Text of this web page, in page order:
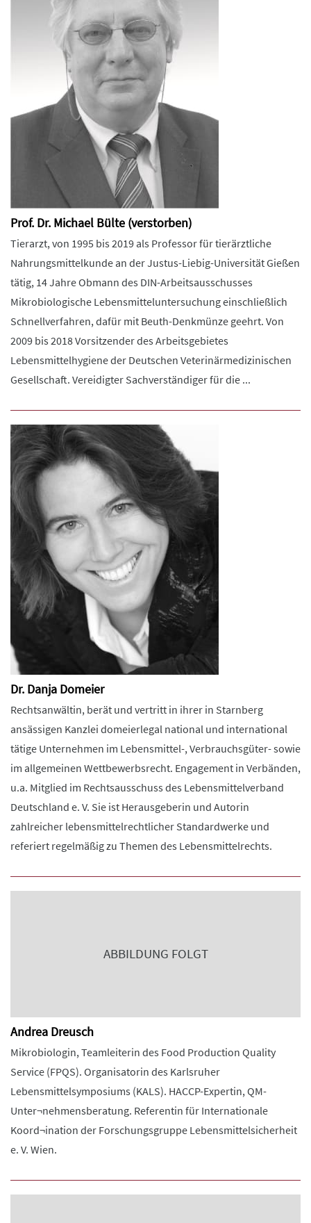
Prof. Dr. Michael Bülte (verstorben)
Tierarzt, von 1995 bis 2019 als Professor für tierärztliche
Nahrungsmittelkunde an der Justus-Liebig-Universität Gießen
tätig, 14 Jahre Obmann des DIN-Arbeitsausschusses
Mikrobiologische Lebensmitteluntersuchung einschließlich
Schnellverfahren, dafür mit Beuth-Denkmünze geehrt. Von
2009 bis 2018 Vorsitzender des Arbeitsgebietes
Lebensmittelhygiene der Deutschen Veterinärmedizinischen
Gesellschaft. Vereidigter Sachverständiger für die ...
Dr. Danja Domeier
Rechtsanwältin, berät und vertritt in ihrer in Starnberg
ansässigen Kanzlei domeierlegal national und international
tätige Unternehmen im Lebensmittel-, Verbrauchsgüter- sowie
im allgemeinen Wettbewerbsrecht. Engagement in Verbänden,
u.a. Mitglied im Rechtsausschuss des Lebensmittelverband
Deutschland e. V. Sie ist Herausgeberin und Autorin
zahlreicher lebensmittelrechtlicher Standardwerke und
referiert regelmäßig zu Themen des Lebensmittelrechts.
ABBILDUNG FOLGT
Andrea Dreusch
Mikrobiologin, Teamleiterin des Food Production Quality
Service (FPQS). Organisatorin des Karlsruher
Lebensmittelsymposiums (KALS). HACCP-Expertin, QM-
Unter¬nehmensberatung. Referentin für Internationale
Koord¬ination der Forschungsgruppe Lebensmittelsicherheit
e. V. Wien.